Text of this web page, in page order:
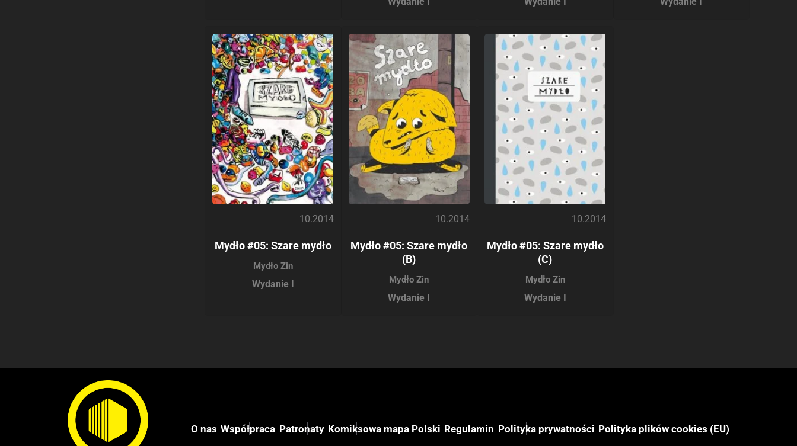
10.2014
Mydło #05: Szare mydło
Mydło Zin
Wydanie I
10.2014
Mydło #05: Szare mydło
(B)
Mydło Zin
Wydanie I
10.2014
Mydło #05: Szare mydło
(C)
Mydło Zin
Wydanie I
O nas Współpraca Patronaty Komiksowa mapa Polski Regulamin Polityka prywatności Polityka plików cookies (EU)